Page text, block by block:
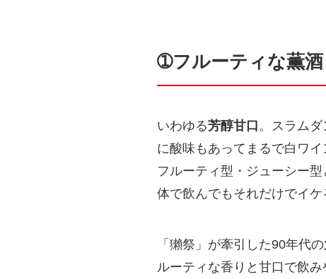
➀フルーティな薫酒
いわゆる芳醇甘口 。スラムダ
に酸味もあってまるで白ワ
フルーティ型・ジューシー
体で飲んでもそれだけでイケ
「獺祭」が牽引した90年代の
ルーティな香りと甘口で飲み